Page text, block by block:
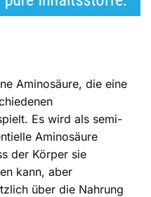
Aminosäure, die eine
Es wird als semi-
Aminosäure
der Körper sie
kann, aber
über die Nahrung